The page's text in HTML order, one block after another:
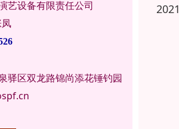
艺设备有限责任公司
驿区双龙路锦尚添花锤钓园